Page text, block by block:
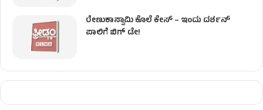
ರೇಣುಕಾಸ್ವಾಮಿ ಕೊಲೆ‌ ಕೇಸ್​ – ಇಂದು ದರ್ಶನ್
ಪಾಲಿಗೆ ಬಿಗ್ ಡೇ!